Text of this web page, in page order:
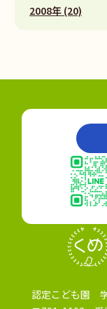
2008年 (20)
認定こども園